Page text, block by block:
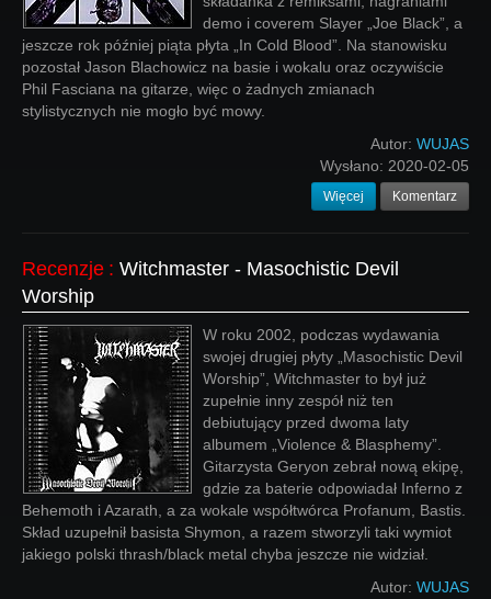
demo i coverem Slayer „Joe Black”, a
jeszcze rok później piąta płyta „In Cold Blood”. Na stanowisku
pozostał Jason Blachowicz na basie i wokalu oraz oczywiście
Phil Fasciana na gitarze, więc o żadnych zmianach
stylistycznych nie mogło być mowy.
Autor: WUJAS
Wysłano: 2020-02-05
Więcej Komentarz
Recenzje : Witchmaster - Masochistic Devil
Worship
W roku 2002, podczas wydawania
swojej drugiej płyty „Masochistic Devil
Worship”, Witchmaster to był już
zupełnie inny zespół niż ten
debiutujący przed dwoma laty
albumem „Violence & Blasphemy”.
Gitarzysta Geryon zebrał nową ekipę,
gdzie za baterie odpowiadał Inferno z
Behemoth i Azarath, a za wokale współtwórca Profanum, Bastis.
Skład uzupełnił basista Shymon, a razem stworzyli taki wymiot
jakiego polski thrash/black metal chyba jeszcze nie widział.
Autor: WUJAS